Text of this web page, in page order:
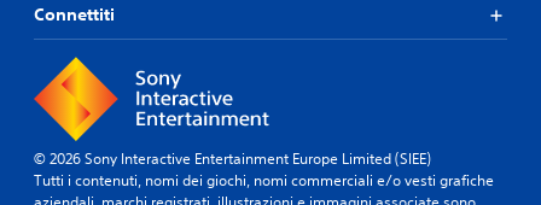
Connettiti
© 2026 Sony Interactive Entertainment Europe Limited (SIEE)
Tutti i contenuti, nomi dei giochi, nomi commerciali e/o vesti grafiche